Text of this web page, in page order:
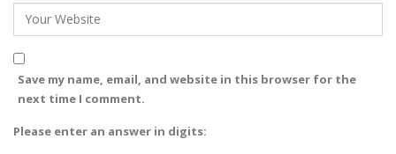
Save my name, email, and website in this browser for the
next time I comment.
Please enter an answer in digits: